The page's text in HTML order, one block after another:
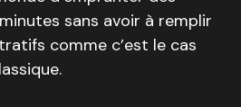
sans avoir à remplir
comme c’est le cas